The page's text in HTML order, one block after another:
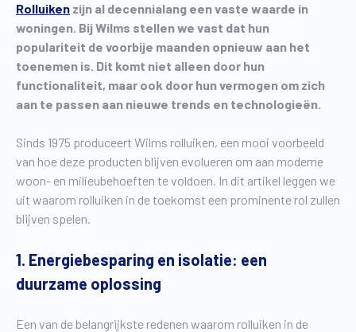
Rolluiken zijn al decennialang een vaste waarde in
woningen. Bij Wilms stellen we vast dat hun
populariteit de voorbije maanden opnieuw aan het
toenemen is. Dit komt niet alleen door hun
functionaliteit, maar ook door hun vermogen om zich
aan te passen aan nieuwe trends en technologieën.
Sinds 1975 produceert Wilms rolluiken, een mooi voorbeeld
van hoe deze producten blijven evolueren om aan moderne
woon- en milieubehoeften te voldoen. In dit artikel leggen we
uit waarom rolluiken in de toekomst een prominente rol zullen
blijven spelen.
1. Energiebesparing en isolatie: een
duurzame oplossing
Een van de belangrijkste redenen waarom rolluiken in de